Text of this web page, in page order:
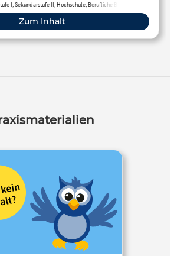
I, Sekundarstufe II, Hochschule, Berufliche Bildung,
Fortbildung
Zum Inhalt